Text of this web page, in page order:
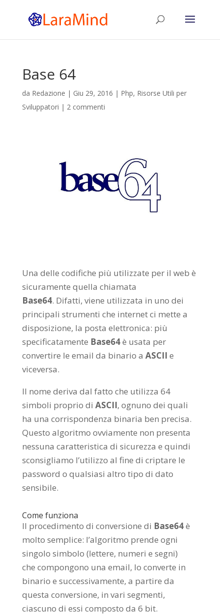
Base 64
da Redazione | Giu 29, 2016 | Php, Risorse Utili per
Sviluppatori | 2 commenti
Una delle codifiche più utilizzate per il web è
sicuramente quella chiamata
Base64. Difatti, viene utilizzata in uno dei
principali strumenti che internet ci mette a
disposizione, la posta elettronica: più
specificatamente Base64è usata per
convertire le email da binario a ASCII e
viceversa.
Il nome deriva dal fatto che utilizza 64
simboli proprio di ASCII, ognuno dei quali
ha una corrispondenza binaria ben precisa.
Questo algoritmo ovviamente non presenta
nessuna caratteristica di sicurezza e quindi
sconsigliamo l’utilizzo al fine di criptare le
password o qualsiasi altro tipo di dato
sensibile.
Come funziona
Il procedimento di conversione di Base64è
molto semplice: l’algoritmo prende ogni
singolo simbolo (lettere, numeri e segni)
che compongono una email, lo converte in
binario e successivamente, a partire da
questa conversione, in vari segmenti,
ciascuno di essi composto da 6 bit.